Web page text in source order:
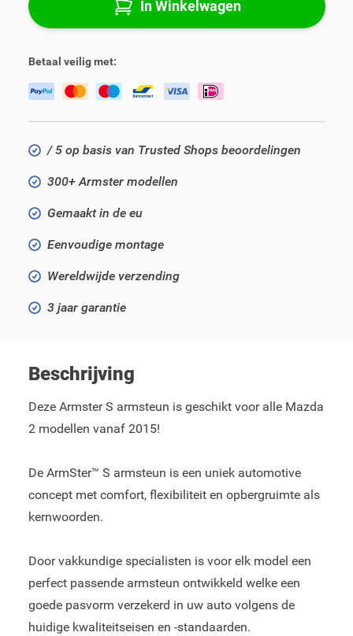
In Winkelwagen
Betaal veilig met:
/ 5 op basis van Trusted Shops beoordelingen
300+ Armster modellen
Gemaakt in de eu
Eenvoudige montage
Wereldwijde verzending
3 jaar garantie
Beschrijving
Deze Armster S armsteun is geschikt voor alle Mazda
2 modellen vanaf 2015!
De ArmSter™ S armsteun is een uniek automotive
concept met comfort, flexibiliteit en opbergruimte als
kernwoorden.
Door vakkundige specialisten is voor elk model een
perfect passende armsteun ontwikkeld welke een
goede pasvorm verzekerd in uw auto volgens de
huidige kwaliteitseisen en -standaarden.